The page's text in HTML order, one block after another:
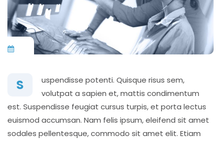
S
uspendisse potenti. Quisque risus sem,
volutpat a sapien et, mattis condimentum
est. Suspendisse feugiat cursus turpis, et porta lectus
euismod accumsan. Nam felis ipsum, eleifend sit amet
sodales pellentesque, commodo sit amet elit. Etiam